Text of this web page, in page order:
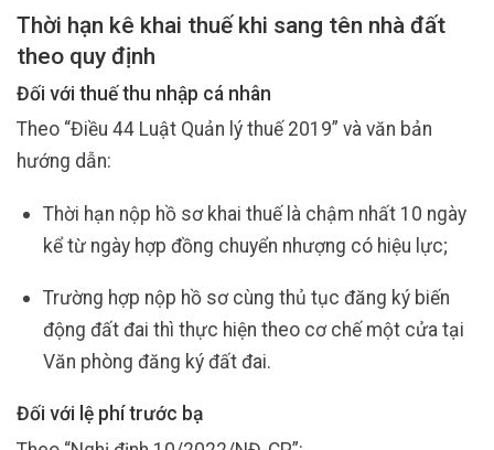
Thời hạn kê khai thuế khi sang tên nhà đất
theo quy định
Đối với thuế thu nhập cá nhân
Theo “Điều 44 Luật Quản lý thuế 2019” và văn bản
hướng dẫn:
Thời hạn nộp hồ sơ khai thuế là chậm nhất 10 ngày
kể từ ngày hợp đồng chuyển nhượng có hiệu lực;
Trường hợp nộp hồ sơ cùng thủ tục đăng ký biến
động đất đai thì thực hiện theo cơ chế một cửa tại
Văn phòng đăng ký đất đai.
Đối với lệ phí trước bạ